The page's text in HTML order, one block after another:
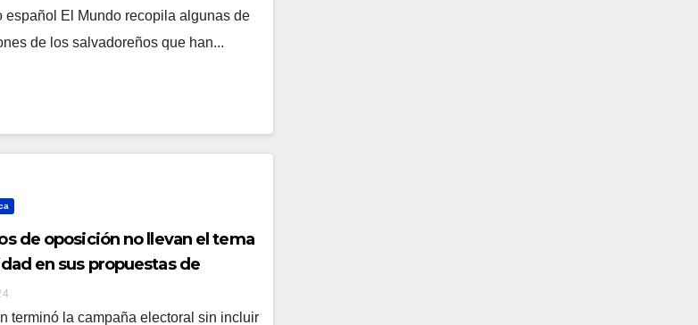
español El Mundo recopila algunas de
de los salvadoreños que han...
de oposición no llevan el tema
en sus propuestas de
terminó la campaña electoral sin incluir